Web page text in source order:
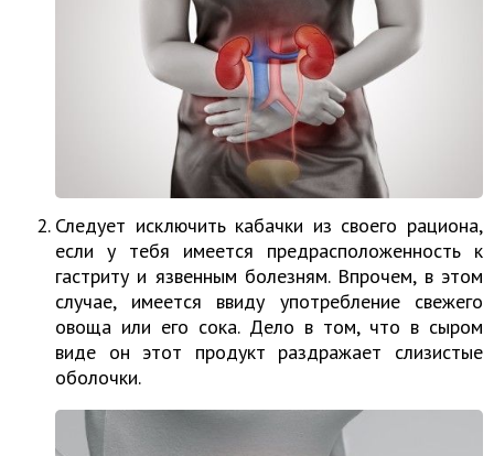
Следует исключить кабачки из своего рациона,
если у тебя имеется предрасположенность к
гастриту и язвенным болезням. Впрочем, в этом
случае, имеется ввиду употребление свежего
овоща или его сока. Дело в том, что в сыром
виде он этот продукт раздражает слизистые
оболочки.